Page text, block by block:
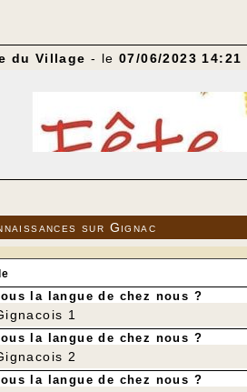
du Village - le07/06/2023 14:21
sur Gignac
la langue de chez nous ?
1
la langue de chez nous ?
2
la langue de chez nous ?